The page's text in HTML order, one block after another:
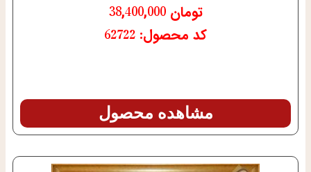
تومان 38,400,000
کد محصول: 62722
مشاهده محصول